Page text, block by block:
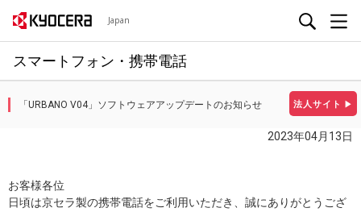
Japan
スマートフォン・携帯電話
法人サイト ▶
「URBANO V04」ソフトウェアアップデートのお知らせ
2023年04月13日
お客様各位
日頃は京セラ製の携帯電話をご利用いただき、誠にありがとうござ